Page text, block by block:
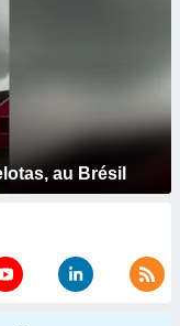
au Brésil